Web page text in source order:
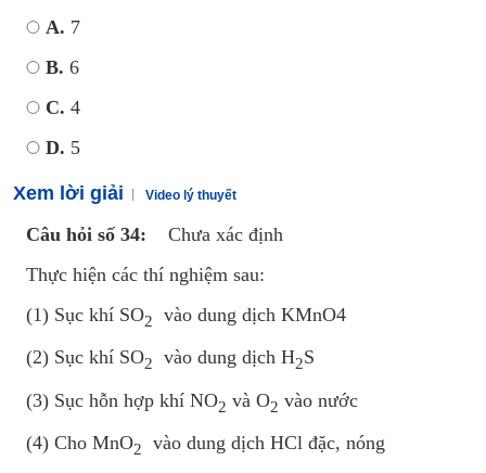
A. 7
B. 6
C. 4
D. 5
Xem lời giải Video lý thuyết
Câu hỏi số 34:
Chưa xác định
Thực hiện các thí nghiệm sau:
(1) Sục khí SO2
vào dung dịch
(2) Sục khí SO2 vào dung dịch H2S
(3) Sục hỗn hợp khí NO2 và O2 vào
(4) Cho MnO2
vào dung dịch HCl đặc, nóng